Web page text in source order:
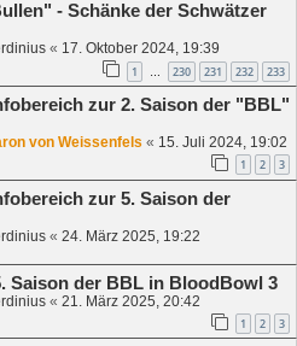
- Schänke der Schwätzer
« 17. Oktober 2024, 19:39
1 230 231 232 233
zur 2. Saison der "BBL"
von Weissenfels « 15. Juli 2024, 19:02
1 2 3
zur 5. Saison der
« 24. März 2025, 19:22
Saison der BBL in BloodBowl 3
« 21. März 2025, 20:42
1 2 3